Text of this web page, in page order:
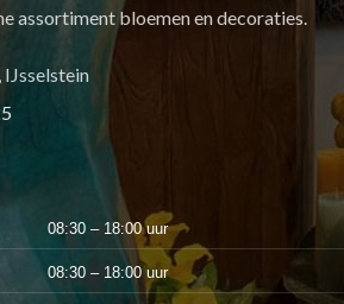
assortiment bloemen en decoraties.
08:30 – 18:00 uur
08:30 – 18:00 uur